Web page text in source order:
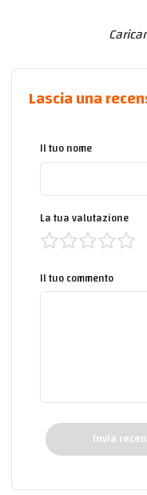
Lascia una
Il tuo nome
La tua valutazione
Il tuo commento
Invia